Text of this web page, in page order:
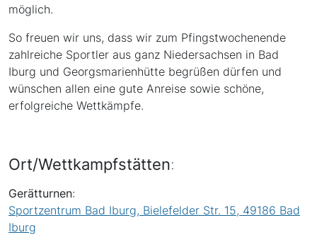
möglich.
So freuen wir uns, dass wir zum Pfingstwochenende
zahlreiche Sportler aus ganz Niedersachsen in Bad
Iburg und Georgsmarienhütte begrüßen dürfen und
wünschen allen eine gute Anreise sowie schöne,
erfolgreiche Wettkämpfe.
Ort/Wettkampfstätten:
Gerätturnen:
Sportzentrum Bad Iburg, Bielefelder Str. 15, 49186 Bad
Iburg